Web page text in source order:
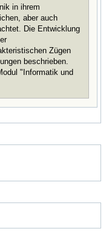
in ihrem
aber auch
Die Entwicklung
Zügen
beschrieben.
"Informatik und